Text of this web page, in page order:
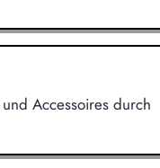
Accessoires durch